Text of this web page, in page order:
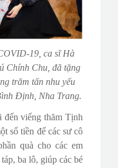
19, ca sĩ Hà
Chính Chu, đã tặng
trăm tấn nhu yếu
Định, Nha Trang.
đến viếng thăm Tịnh
số tiền để các sư cô
quà cho các em
ba lô, giúp các bé